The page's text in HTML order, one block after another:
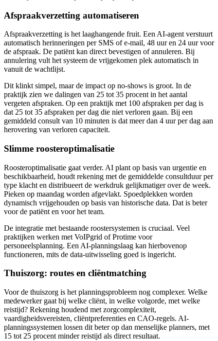
Afspraakverzetting automatiseren
Afspraakverzetting is het laaghangende fruit. Een AI-agent verstuurt
automatisch herinneringen per SMS of e-mail, 48 uur en 24 uur voor
de afspraak. De patiënt kan direct bevestigen of annuleren. Bij
annulering vult het systeem de vrijgekomen plek automatisch in
vanuit de wachtlijst.
Dit klinkt simpel, maar de impact op no-shows is groot. In de
praktijk zien we dalingen van 25 tot 35 procent in het aantal
vergeten afspraken. Op een praktijk met 100 afspraken per dag is
dat 25 tot 35 afspraken per dag die niet verloren gaan. Bij een
gemiddeld consult van 10 minuten is dat meer dan 4 uur per dag aan
herovering van verloren capaciteit.
Slimme roosteroptimalisatie
Roosteroptimalisatie gaat verder. AI plant op basis van urgentie en
beschikbaarheid, houdt rekening met de gemiddelde consultduur per
type klacht en distribueert de werkdruk gelijkmatiger over de week.
Pieken op maandag worden afgevlakt. Spoedplekken worden
dynamisch vrijgehouden op basis van historische data. Dat is beter
voor de patiënt en voor het team.
De integratie met bestaande roostersystemen is cruciaal. Veel
praktijken werken met VoIPgrid of Protime voor
personeelsplanning. Een AI-planningslaag kan hierbovenop
functioneren, mits de data-uitwisseling goed is ingericht.
Thuiszorg: routes en cliëntmatching
Voor de thuiszorg is het planningsprobleem nog complexer. Welke
medewerker gaat bij welke cliënt, in welke volgorde, met welke
reistijd? Rekening houdend met zorgcomplexiteit,
vaardigheidsvereisten, cliëntpreferenties en CAO-regels. AI-
planningssystemen lossen dit beter op dan menselijke planners, met
15 tot 25 procent minder reistijd als direct resultaat.